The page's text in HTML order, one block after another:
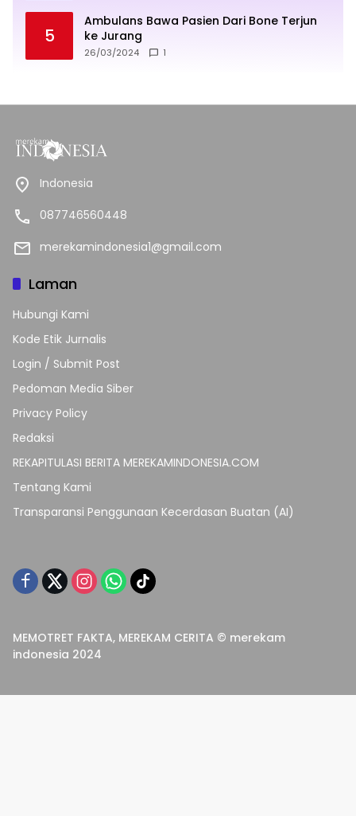
5
Ambulans Bawa Pasien Dari Bone Terjun
ke Jurang
26/03/2024 1
Indonesia
087746560448
merekamindonesia1@gmail.com
Laman
Hubungi Kami
Kode Etik Jurnalis
Login / Submit Post
Pedoman Media Siber
Privacy Policy
Redaksi
REKAPITULASI BERITA MEREKAMINDONESIA.COM
Tentang Kami
Transparansi Penggunaan Kecerdasan Buatan (AI)
MEMOTRET FAKTA, MEREKAM CERITA © merekam
indonesia 2024